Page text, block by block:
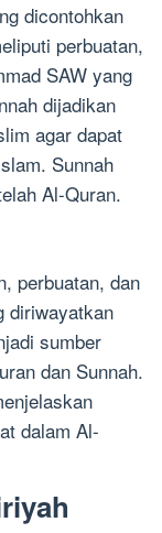
dicontohkan
perbuatan,
SAW yang
dijadikan
agar dapat
Sunnah
Al-Quran.
perbuatan, dan
diriwayatkan
sumber
dan Sunnah.
dalam Al-